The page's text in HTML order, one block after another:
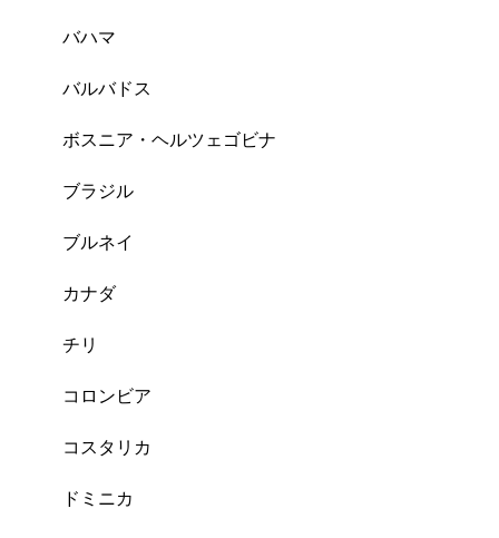
バハマ
バルバドス
ボスニア・ヘルツェゴビナ
ブラジル
ブルネイ
カナダ
チリ
コロンビア
コスタリカ
ドミニカ